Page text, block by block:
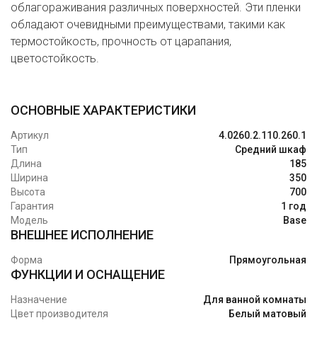
облагораживания различных поверхностей. Эти пленки
обладают очевидными преимуществами, такими как
термостойкость, прочность от царапания,
цветостойкость.
ОСНОВНЫЕ ХАРАКТЕРИСТИКИ
Артикул
4.0260.2.110.260.1
Тип
Средний шкаф
Длина
185
Ширина
350
Высота
700
Гарантия
1 год
Модель
Base
ВНЕШНЕЕ ИСПОЛНЕНИЕ
Форма Прямоугольная
ФУНКЦИИ И ОСНАЩЕНИЕ
Назначение
Для ванной комнаты
Цвет производителя
Белый матовый